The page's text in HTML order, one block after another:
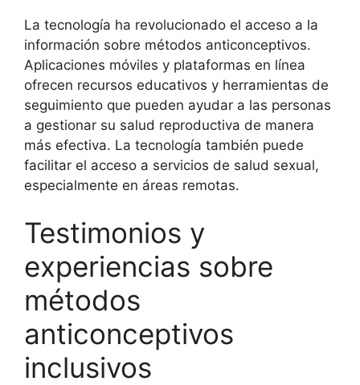
La tecnología ha revolucionado el acceso a la
información sobre métodos anticonceptivos.
Aplicaciones móviles y plataformas en línea
ofrecen recursos educativos y herramientas de
seguimiento que pueden ayudar a las personas
a gestionar su salud reproductiva de manera
más efectiva. La tecnología también puede
facilitar el acceso a servicios de salud sexual,
especialmente en áreas remotas.
Testimonios y
experiencias sobre
métodos
anticonceptivos
inclusivos